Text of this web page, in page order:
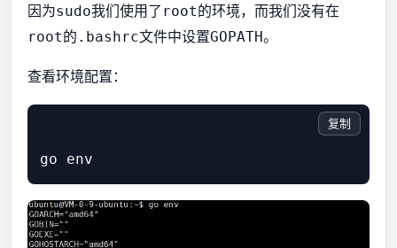
因为sudo我们使用了 root的环境，而我们没有在
root的 .bashrc文件中设置GOPATH。
查看环境配置：
复制